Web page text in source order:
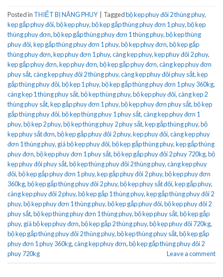
Posted in THIẾT BỊ NÂNG PHUY Taggedbộ kẹp phuy đôi 2 thùng phuy,
kẹp gắp phuy đôi,bộ kẹp phuy,bộ kẹp gắp thùng phuy đơn 1 phuy,bộ kẹp
thùng phuy đơn,bộ kẹp gắp thùng phuy đơn 1 thùng phuy,bộ kẹp thùng
phuy đôi,kẹp gắp thùng phuy đơn 1 phuy,bộ kẹp phuy đơn,bộ kẹp gắp
thùng phuy đơn,kẹp phuy đơn 1 phuy,càng kẹp phuy,kẹp phuy đôi 2 phuy,
kẹp gắp phuy đơn,kẹp phuy đơn,bộ kẹp gắp phuy đơn,càng kẹp phuy đơn
phuy sắt,càng kẹp phuy đôi 2 thùng phuy,càng kẹp phuy đôi phuy sắt,kẹp
gắp thùng phuy đôi,bộ kẹp 1 phuy,bộ kẹp gắp thùng phuy đơn 1 phuy 360kg,
càng kẹp 1 thùng phuy sắt,bộ kẹp thùng phuy,bộ kẹp phuy đôi,càng kẹp 2
thùng phuy sắt,kẹp gắp phuy đơn 1 phuy,bộ kẹp phuy đơn phuy sắt,bộ kẹp
gắp thùng phuy đôi,bộ kẹp thùng phuy 1 phuy sắt,càng kẹp phuy đơn 1
phuy,bộ kẹp 2 phuy,bộ kẹp thùng phuy 2 phuy sắt,kẹp gắp thùng phuy,bộ
kẹp phuy sắt đơn,bộ kẹp gắp phuy đôi 2 phuy,kẹp phuy đôi,càng kẹp phuy
đơn 1 thùng phuy, giá bộ kẹp phuy đôi,bộ kẹp gắp thùng phuy,kẹp gắp thùng
phuy đơn,bộ kẹp phuy đơn 1 phuy sắt,bộ kẹp gắp phuy đôi 2 phuy 720kg,bộ
kẹp phuy đôi phuy sắt,bộ kẹp thùng phuy đôi 2 thùng phuy,càng kẹp phuy
đôi,bộ kẹp gắp phuy đơn 1 phuy,kẹp gắp phuy đôi 2 phuy,bộ kẹp phuy đơn
360kg,bộ kẹp gắp thùng phuy đôi 2 phuy,bộ kẹp phuy sắt đôi,kẹp gắp phuy,
càng kẹp phuy đôi 2 phuy,bộ kẹp gắp 1 thùng phuy,kẹp gắp thùng phuy đôi 2
phuy,bộ kẹp phuy đơn 1 thùng phuy,bộ kẹp gắp phuy đôi,bộ kẹp phuy đôi 2
phuy sắt,bộ kẹp thùng phuy đơn 1 thùng phuy,bộ kẹp phuy sắt,bộ kẹp gắp
phuy, giá bộ kẹp phuy đơn,bộ kẹp gắp 2 thùng phuy,bộ kẹp phuy đôi 720kg,
bộ kẹp gắp thùng phuy đôi 2 thùng phuy,bộ kẹp thùng phuy sắt,bộ kẹp gắp
phuy đơn 1 phuy 360kg,càng kẹp phuy đơn,bộ kẹp gắp thùng phuy đôi 2
phuy 720kg
Leave a comment